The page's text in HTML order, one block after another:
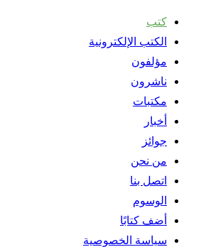
كتب
الكتب الإلكترونية
مؤلفون
ناشرون
مكتبات
أخبار
جوائز
من نحن
اتصل بنا
الوسوم
أضف كتابًا
سياسة الخصوصية